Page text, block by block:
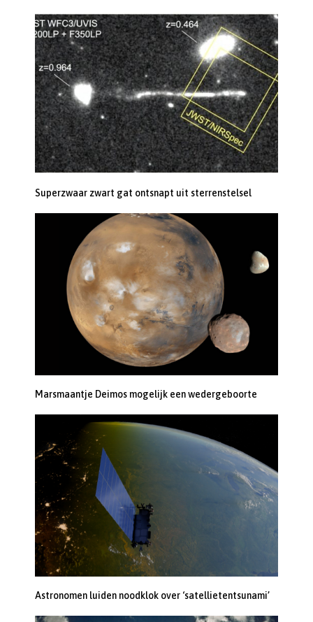
Superzwaar zwart gat ontsnapt uit sterrenstelsel
Marsmaantje Deimos mogelijk een wedergeboorte
Astronomen luiden noodklok over ‘satellietentsunami’